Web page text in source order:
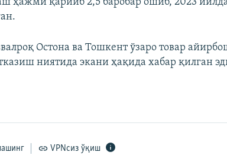
ҳажми қарийб 2,5 баробар ошиб, 2023
Остона ва Тошкент ўзаро товар
ниятида экани ҳақида хабар қилган
VPNсиз ўқиш